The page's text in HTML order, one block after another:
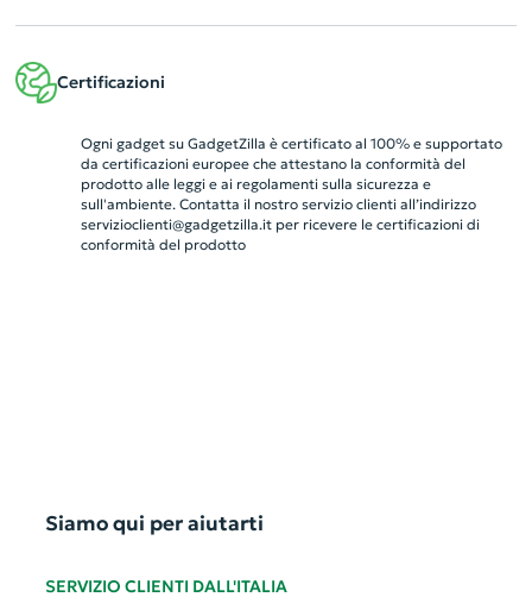
Certificazioni
Ogni gadget su GadgetZilla è certificato al 100% e supportato
da certificazioni europee che attestano la conformità del
prodotto alle leggi e ai regolamenti sulla sicurezza e
sull'ambiente. Contatta il nostro servizio clienti all’indirizzo
servizioclienti@gadgetzilla.itper ricevere le certificazioni di
conformità del prodotto
Siamo qui per aiutarti
SERVIZIO CLIENTI DALL'ITALIA